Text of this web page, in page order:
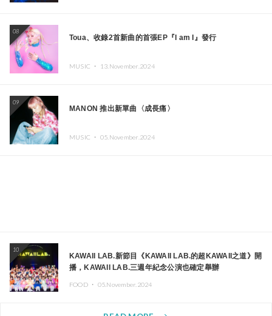
08
Toua、收錄2首新曲的首張EP『I am I』發行
MUSIC ・ 13.November.2024
09
MANON 推出新單曲〈成長痛〉
MUSIC ・ 05.November.2024
10
KAWAII LAB.新節目《KAWAII LAB.的超KAWAII之道》開
播，KAWAII LAB.三週年紀念公演也確定舉辦
FOOD ・ 05.November.2024